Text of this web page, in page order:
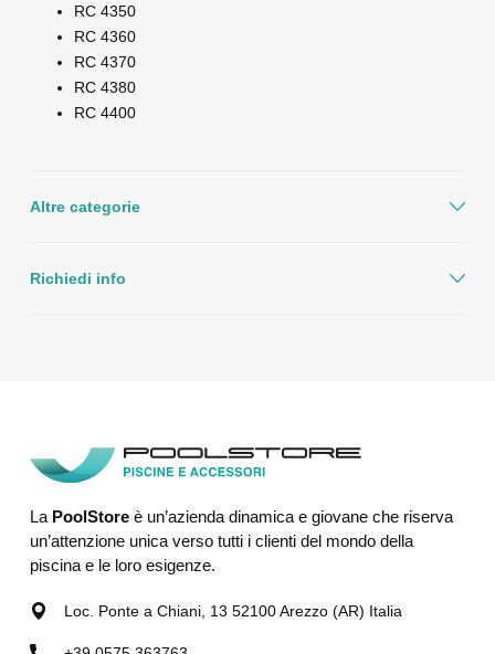
RC 4350
RC 4360
RC 4370
RC 4380
RC 4400
Altre categorie
Richiedi info
La PoolStoreè un’azienda dinamica e giovane che riserva
un’attenzione unica verso tutti i clienti del mondo della
piscina e le loro esigenze.
Loc. Ponte a Chiani, 13 52100 Arezzo (AR) Italia